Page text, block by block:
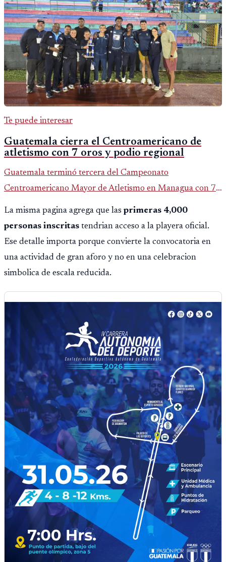
Te puede interesar
Guatemala cierra el Centroamericano de
atletismo con 7 oros y podio regional
Guatemala terminó tercera del Campeonato
Centroamericano Mayor de Atletismo en Managua con 7
oros, 5 platas y 2 bronces, según la publicación oficial de
La misma pagina agrega que las primeras 4,000
personas inscritas tendrian acceso a la playera oficial.
Ese detalle importa porque convierte la convocatoria en
una actividad de gran aforo y no en una celebracion
simbolica de escala reducida.